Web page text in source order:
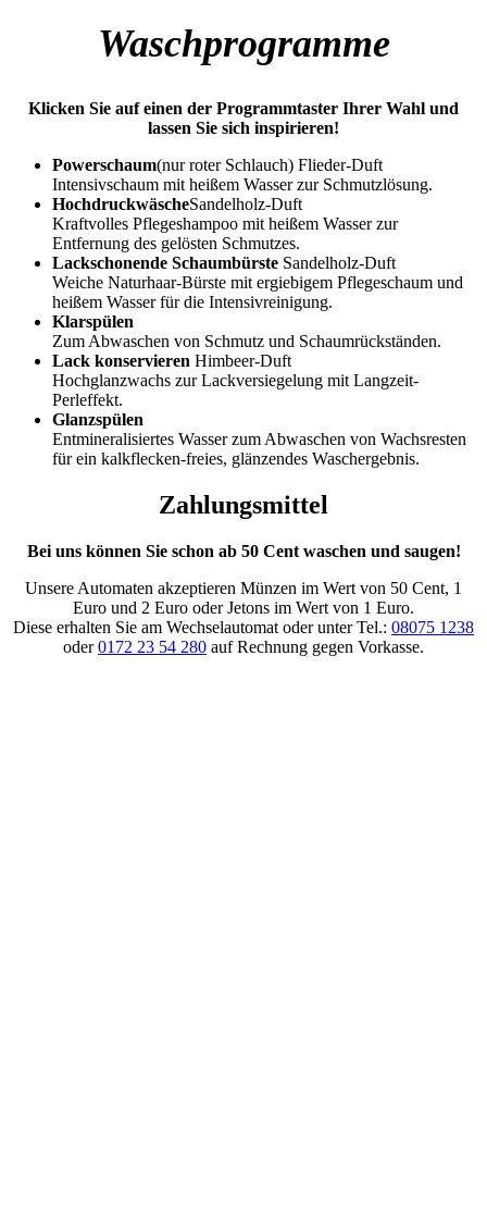
Waschprogramme
Klicken Sie auf einen der Programmtaster Ihrer Wahl und
lassen Sie sich inspirieren!
Powerschaum(nur roter Schlauch) Flieder-Duft
Intensivschaum mit heißem Wasser zur Schmutzlösung.
HochdruckwäscheSandelholz-Duft
Kraftvolles Pflegeshampoo mit heißem Wasser zur
Entfernung des gelösten Schmutzes.
Lackschonende Schaumbürste Sandelholz-Duft
Weiche Naturhaar-Bürste mit ergiebigem Pflegeschaum und
heißem Wasser für die Intensivreinigung.
Klarspülen
Zum Abwaschen von Schmutz und Schaumrückständen.
Lack konservieren Himbeer-Duft
Hochglanzwachs zur Lackversiegelung mit Langzeit-
Perleffekt.
Glanzspülen
Entmineralisiertes Wasser zum Abwaschen von Wachsresten
für ein kalkflecken-freies, glänzendes Waschergebnis.
Zahlungsmittel
Bei uns können Sie schon ab 50 Cent waschen und saugen!
Unsere Automaten akzeptieren Münzen im Wert von 50 Cent, 1
Euro und 2 Euro oder Jetons im Wert von 1 Euro.
Diese erhalten Sie am Wechselautomat oder unter Tel.: 08075 1238
oder0172 23 54 280 auf Rechnung gegen Vorkasse.